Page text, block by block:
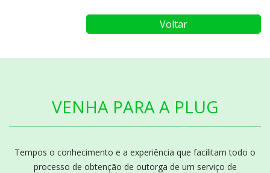
Voltar
VENHA PARA A PLUG
Tempos o conhecimento e a experiência que facilitam todo o
processo de obtenção de outorga de um serviço de